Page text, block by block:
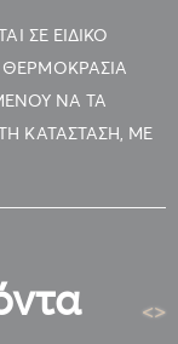
ΣΕ ΕΙΔΙΚΟ
ΝΑ ΤΑ
ΚΑΤΑΣΤΑΣΗ, ΜΕ
<>